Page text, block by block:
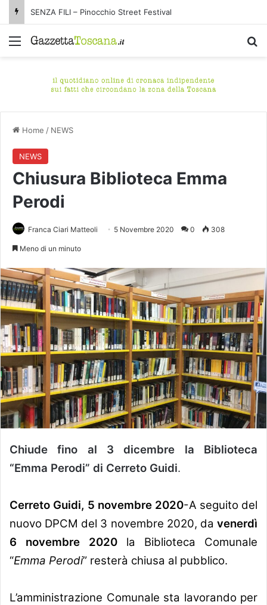
Da Pietrasanta a Pisa: la lunga estate di Tano Pisano
Menu
Home / NEWS
NEWS
Chiusura Biblioteca Emma
Perodi
Franca Ciari Matteoli 5 Novembre 2020 0 308
Meno di un minuto
Chiude fino al 3 dicembre la Biblioteca
“Emma Perodi” di Cerreto Guidi.
Cerreto Guidi, 5 novembre 2020-A seguito del
nuovo DPCM del 3 novembre 2020, da venerdì
6 novembre 2020 la Biblioteca Comunale
“Emma Perodi” resterà chiusa al pubblico.
L’amministrazione Comunale sta lavorando per